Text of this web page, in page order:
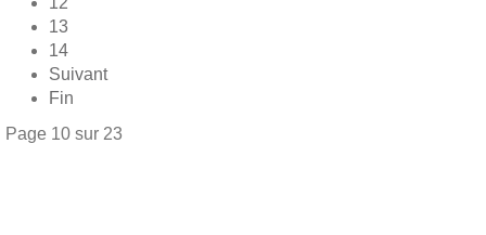
13
14
Suivant
Fin
Page 10 sur 23